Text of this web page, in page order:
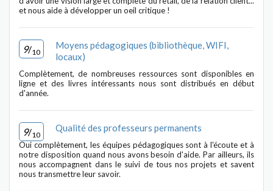
et nous aide à développer un oeil critique !
9/10
Moyens pédagogiques (bibliothèque, WIFI,
locaux)
Complètement, de nombreuses ressources sont disponibles en
ligne et des livres intéressants nous sont distribués en début
d'année.
9/10
Qualité des professeurs permanents
Oui complètement, les équipes pédagogiques sont à l'écoute et à
notre disposition quand nous avons besoin d'aide. Par ailleurs, ils
nous accompagnent dans le suivi de tous nos projets et savent
nous transmettre leur savoir.